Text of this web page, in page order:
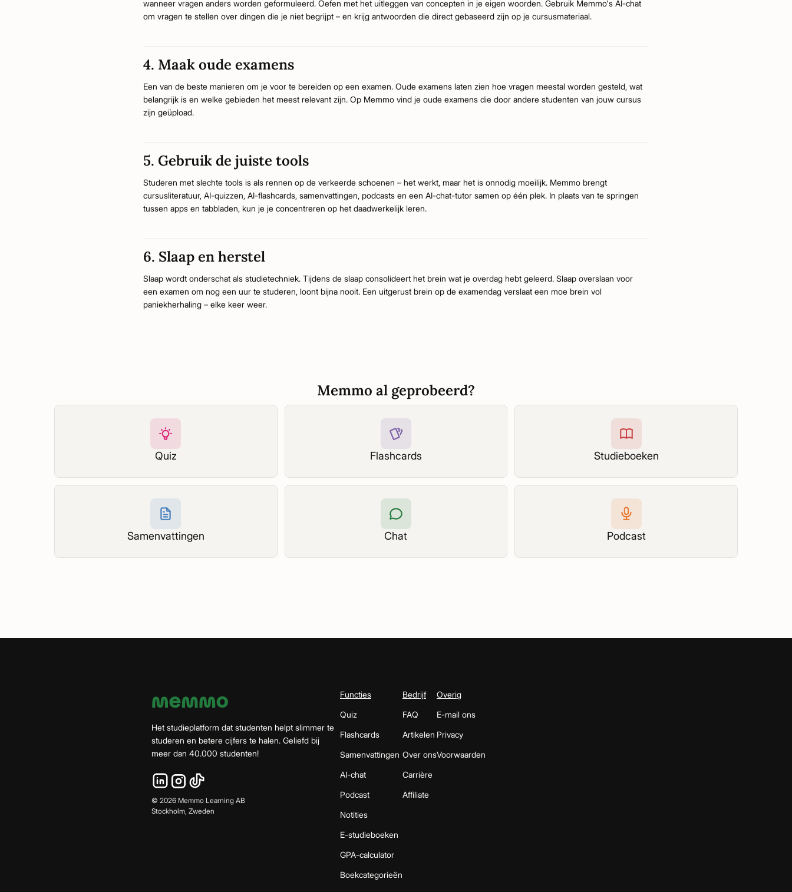
wanneer vragen anders worden geformuleerd. Oefen met het uitleggen van concepten in je eigen woorden. Gebruik Memmo's AI-chat
om vragen te stellen over dingen die je niet begrijpt – en krijg antwoorden die direct gebaseerd zijn op je cursusmateriaal.
4. Maak oude examens
Een van de beste manieren om je voor te bereiden op een examen. Oude examens laten zien hoe vragen meestal worden gesteld, wat
belangrijk is en welke gebieden het meest relevant zijn. Op Memmo vind je oude examens die door andere studenten van jouw cursus
zijn geüpload.
5. Gebruik de juiste tools
Studeren met slechte tools is als rennen op de verkeerde schoenen – het werkt, maar het is onnodig moeilijk. Memmo brengt
cursusliteratuur, AI-quizzen, AI-flashcards, samenvattingen, podcasts en een AI-chat-tutor samen op één plek. In plaats van te springen
tussen apps en tabbladen, kun je je concentreren op het daadwerkelijk leren.
6. Slaap en herstel
Slaap wordt onderschat als studietechniek. Tijdens de slaap consolideert het brein wat je overdag hebt geleerd. Slaap overslaan voor
een examen om nog een uur te studeren, loont bijna nooit. Een uitgerust brein op de examendag verslaat een moe brein vol
paniekherhaling – elke keer weer.
Memmo al geprobeerd?
Quiz Flashcards Studieboeken
Samenvattingen Chat Podcast
Het studieplatform dat studenten helpt slimmer te
studeren en betere cijfers te halen. Geliefd bij
meer dan 40.000 studenten!
© 2026 Memmo Learning AB
Stockholm, Zweden
Functies
Quiz
Flashcards
Samenvattingen
AI-chat
Podcast
Notities
E-studieboeken
GPA-calculator
Boekcategorieën
Bedrijf
FAQ
Artikelen
Over ons
Carrière
Affiliate
Overig
E-mail ons
Privacy
Voorwaarden